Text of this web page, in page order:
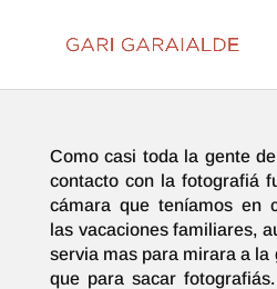
Como casi toda la gente
contacto con la fotografiá
cámara que teníamos en
las vacaciones familiares,
servia mas para mirara a la
que para sacar